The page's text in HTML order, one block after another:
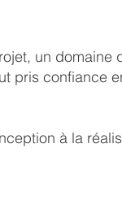
un domaine
pris confiance
à la